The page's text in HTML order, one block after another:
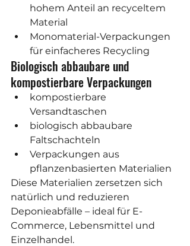
hohem Anteil an recyceltem
Material
Monomaterial-Verpackungen
für einfacheres Recycling
Biologisch abbaubare und
kompostierbare Verpackungen
kompostierbare
Versandtaschen
biologisch abbaubare
Faltschachteln
Verpackungen aus
pflanzenbasierten Materialien
Diese Materialien zersetzen sich
natürlich und reduzieren
Deponieabfälle – ideal für E-
Commerce, Lebensmittel und
Einzelhandel.